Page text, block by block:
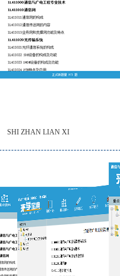
SHI ZHAN LIAN XI